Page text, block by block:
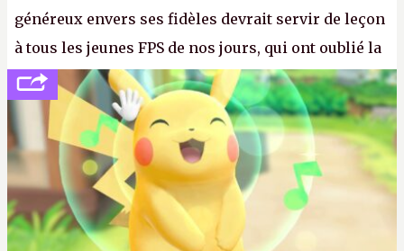
généreux envers ses fidèles devrait servir de leçon
à tous les jeunes FPS de nos jours, qui ont oublié la
politesse et le respect envers leurs joueurs et les
anciens. Il leur faudrait une bonne guerre des
consoles à ces petits cons !